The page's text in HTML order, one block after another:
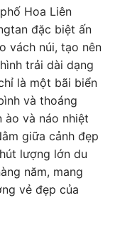
Hoa Liên
đặc biệt ấn
vách núi, tạo nên
trải dài dạng
là một bãi biển
và thoáng
ào và náo nhiệt
giữa cảnh đẹp
lượng lớn du
năm, mang
vẻ đẹp của